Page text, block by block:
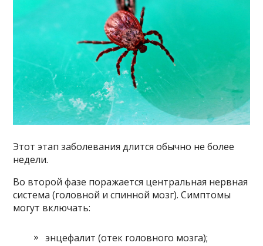
Этот этап заболевания длится обычно не более
недели.
Во второй фазе поражается центральная нервная
система (головной и спинной мозг). Симптомы
могут включать:
энцефалит (отек головного мозга);